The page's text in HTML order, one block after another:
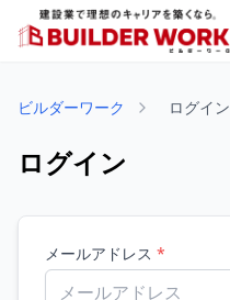
ビルダーワーク ログイン
ログイン
メールアドレス *